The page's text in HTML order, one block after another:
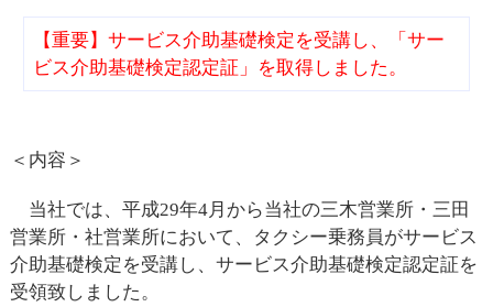
【重要】サービス介助基礎検定を受講し、「サー
ビス介助基礎検定認定証」を取得しました。
＜内容＞
当社では、平成29年4月から当社の三木営業所・三田
営業所・社営業所において、タクシー乗務員がサービス
介助基礎検定を受講し、サービス介助基礎検定認定証を
受領致しました。